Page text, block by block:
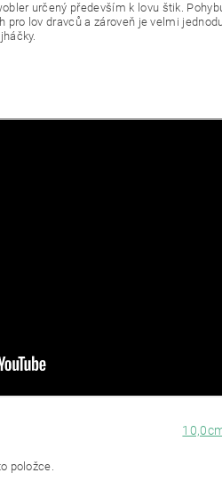
určený především k lovu štik.
lov dravců a zároveň je velmi
položce.